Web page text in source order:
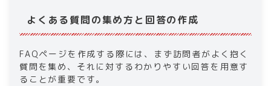
よくある質問の集め方と回答の作成
FAQページを作成する際には、まず訪問者がよく抱く
質問を集め、それに対するわかりやすい回答を用意す
ることが重要です。